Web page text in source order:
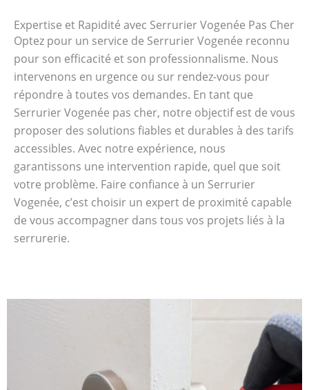
Expertise et Rapidité avec Serrurier Vogenée Pas Cher
Optez pour un service de Serrurier Vogenée reconnu
pour son efficacité et son professionnalisme. Nous
intervenons en urgence ou sur rendez-vous pour
répondre à toutes vos demandes. En tant que
Serrurier Vogenée pas cher, notre objectif est de vous
proposer des solutions fiables et durables à des tarifs
accessibles. Avec notre expérience, nous
garantissons une intervention rapide, quel que soit
votre problème. Faire confiance à un Serrurier
Vogenée, c’est choisir un expert de proximité capable
de vous accompagner dans tous vos projets liés à la
serrurerie.